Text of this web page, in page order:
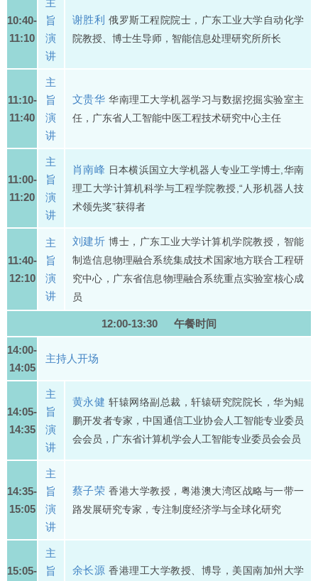
10:40-
11:10
旨
演
讲
谢胜利 俄罗斯工程院院士，广东工业大学自动化学
院教授、博士生导师，智能信息处理研究所所长
11:10-
11:40
主
旨
演
讲
文贵华 华南理工大学机器学习与数据挖掘实验室主
任，广东省人工智能中医工程技术研究中心主任
11:00-
11:20
主
旨
演
讲
肖南峰 日本横浜国立大学机器人专业工学博士,华南
理工大学计算机科学与工程学院教授,“人形机器人技
术领先奖”获得者
11:40-
12:10
主
旨
演
讲
刘建圻 博士，广东工业大学计算机学院教授，智能
制造信息物理融合系统集成技术国家地方联合工程研
究中心，广东省信息物理融合系统重点实验室核心成
员
12:00-13:30 午餐时间
14:00-
14:05
主持人开场
14:05-
14:35
主
旨
演
讲
黄永健 轩辕网络副总裁，轩辕研究院院长，华为鲲
鹏开发者专家，中国通信工业协会人工智能专业委员
会会员，广东省计算机学会人工智能专业委员会会员
14:35-
15:05
主
旨
演
讲
蔡子荣 香港大学教授，粤港澳大湾区战略与一带一
路发展研究专家，专注制度经济学与全球化研究
15:05-
主
旨
余长源 香港理工大学教授、博导，美国南加州大学